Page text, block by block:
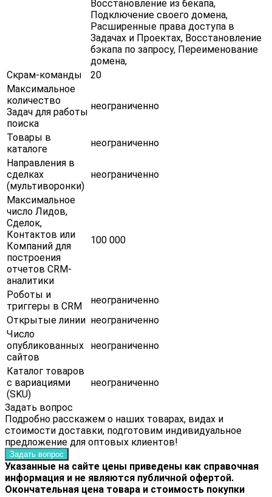
Восстановление из бекапа,
Подключение своего домена ,
Расширенные права доступа в
Задачах и Проектах , Восстановление
бэкапа по запросу , Переименование
домена ,
Скрам-команды
20
Максимальное
количество
Задач для работы
поиска
неограниченно
Товары в
каталоге
неограниченно
Направления в
сделках
(мультиворонки)
неограниченно
Максимальное
число Лидов,
Сделок,
Контактов или
Компаний для
построения
отчетов CRM-
аналитики
100 000
Роботы и
триггеры в CRM
неограниченно
Открытые линии неограниченно
Число
опубликованных
сайтов
неограниченно
Каталог товаров
с вариациями
(SKU)
неограниченно
Задать вопрос
Подробно расскажем о наших товарах, видах и
стоимости доставки, подготовим индивидуальное
предложение для оптовых клиентов!
Задать вопрос
Указанные на сайте цены приведены как справочная
информация и не являются публичной офертой.
Окончательная цена товара и стоимость покупки